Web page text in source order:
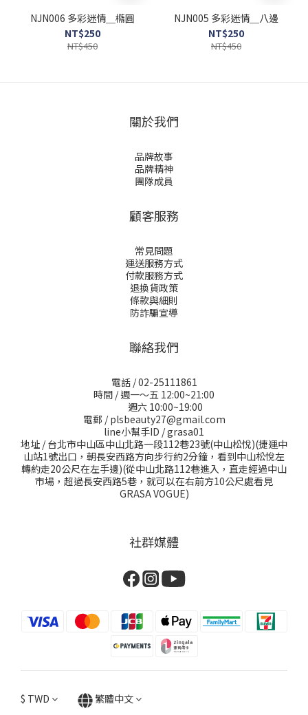
NJN006 多彩迷情＿橢圓
NT$250
NT$450
NJN005 多彩迷情＿八邊
NT$250
NT$450
關於我們
品牌故事
品牌精神
團隊成員
顧客服務
常見問題
運送服務方式
付款服務方式
退換貨政策
條款與細則
防詐騙宣導
聯絡我們
電話 / 02-25111861
時間 / 週一～五 12:00~21:00
週六 10:00~19:00
電郵 / plsbeauty27@gmail.com
line小幫手ID / grasa01
地址 / 台北市中山區中山北路一段112巷23號(中山松悅)(捷運中
山站1號出口，朝長安西路方向步行約2分鐘，看到中山松悅左
轉約走20公尺在左手邊)(從中山北路112巷進入，直走經過中山
市場，超過長安西路5巷，就可以在右前方10公尺處看見
GRASA VOGUE)
社群媒體
$ TWD 繁體中文